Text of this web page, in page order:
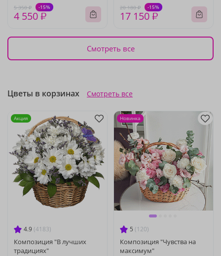
5 350 ₽ -15%
4 550 ₽
20 180 ₽ -15%
17 150 ₽
Смотреть все
Цветы в корзинах Смотреть все
4.9 (4183)
Композиция "В лучших
традициях"
Акция
5 (120)
Композиция "Чувства на
максимум"
Новинка